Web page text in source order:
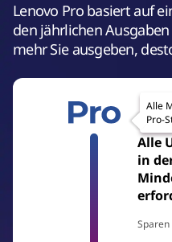
Lenovo Pro basiert auf
den jährlichen
mehr Sie ausgeben,
Alle
Pro-
Alle
in
Sparen